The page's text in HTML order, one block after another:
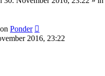
Ponder
2016, 23:22